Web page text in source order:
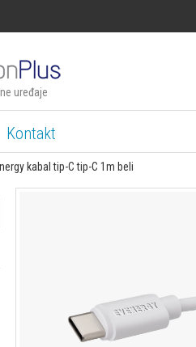
uređaje
Kontakt
kabal tip-C tip-C 1m beli